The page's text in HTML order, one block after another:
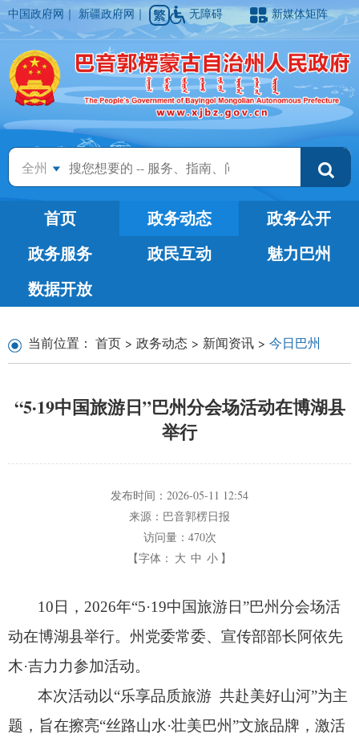
中国政府网 ｜新疆政府网 ｜ 无障碍 新媒体矩阵
全州
首页 政务动态
政务公开
政务服务
政民互动
魅力巴州
数据开放
当前位置： 首页 > 政务动态 > 新闻资讯 > 今日巴州
“5·19中国旅游日”巴州分会场活动在博湖县
举行
发布时间： 2026-05-11 12:54
来源： 巴音郭楞日报
访问量： 470次
【字体： 大 中 小 】
10日， 2026年“5·19中国旅游日”巴州分会场活
动在博湖县举行。 州党委常委、 宣传部部长阿依先
木·吉力力参加活动。
本次活动以“乐享品质旅游 共赴美好山河”为主
题， 旨在擦亮“丝路山水·壮美巴州”文旅品牌， 激活